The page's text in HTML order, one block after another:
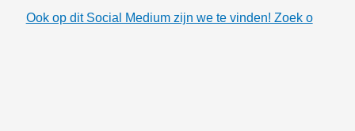
Ook op dit Social Medium zijn we te vinden! Zoek o